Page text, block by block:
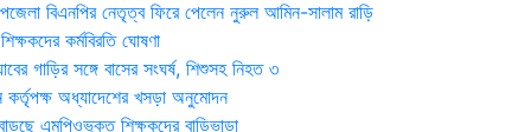
বিএনপির নেতৃত্ব ফিরে পেলেন নুরুল আমিন-সালাম রাড়ি
কর্মবিরতি ঘোষণা
গাড়ির সঙ্গে বাসের সংঘর্ষ, শিশুসহ নিহত ৩
কর্তৃপক্ষ অধ্যাদেশের খসড়া অনুমোদন
এমপিওভুক্ত শিক্ষকদের বাড়িভাড়া